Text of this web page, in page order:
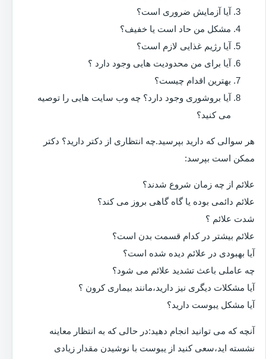
آیا آزمایش ضروری است؟
مشکل من حاد است یا خفیف؟
آیا رژیم غذایی لازم است؟
آیا برای من محدودیت هایی وجود دارد ؟
بهترین اقدام چیست؟
آیا بروشوری وجود دارد؟ چه وب سایت هایی را توصیه
می کنید؟
هر سوالی که دارید بپرسید.چه انتظاری از دکتر دارید؟ دکتر
ممکن است بپرسد:
علائم از چه زمان شروع شدند؟
علائم دائمی بوده یا گاه گاهی بروز می کند؟
شدت علائم ؟
علائم بیشتر در کدام قسمت بدن است؟
آیا بهبودی در علائم دیده شده است؟
چه عاملی باعث تشدید علائم می شود؟
آیا مشکلات دیگری نیز دارید،مانند بیماری کرون ؟
آیا مشکل یبوست دارید؟
آنچه که می توانید انجام دهید:در حالی که به انتظار معاینه
نشسته اید،سعی کنید از یبوست با نوشیدن مقدار زیادی